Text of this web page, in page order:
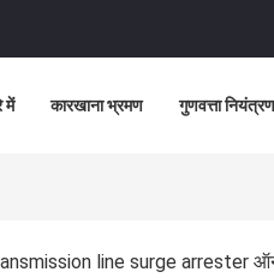
में कारखाना भ्रमण गुणवत्ता नियंत्रण
line surge arrester